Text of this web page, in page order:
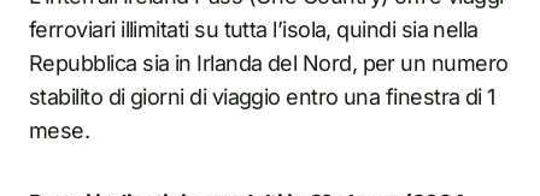
ferroviari illimitati su tutta l’isola, quindi sia nella
Repubblica sia in Irlanda del Nord, per un numero
stabilito di giorni di viaggio entro una finestra di 1
mese.